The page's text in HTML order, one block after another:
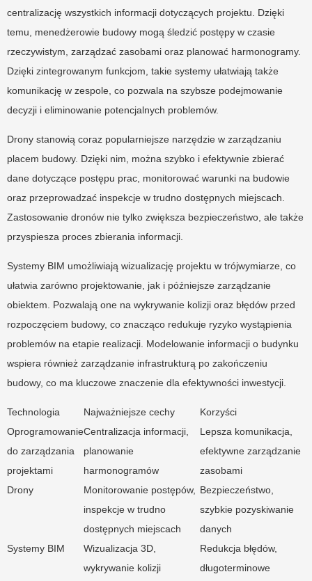
centralizację wszystkich informacji dotyczących projektu. Dzięki
temu, menedżerowie budowy mogą śledzić postępy w czasie
rzeczywistym, zarządzać zasobami oraz planować harmonogramy.
Dzięki zintegrowanym funkcjom, takie systemy ułatwiają także
komunikację w zespole, co pozwala na szybsze podejmowanie
decyzji i eliminowanie potencjalnych problemów.
Drony stanowią coraz popularniejsze narzędzie w zarządzaniu
placem budowy. Dzięki nim, można szybko i efektywnie zbierać
dane dotyczące postępu prac, monitorować warunki na budowie
oraz przeprowadzać inspekcje w trudno dostępnych miejscach.
Zastosowanie dronów nie tylko zwiększa bezpieczeństwo, ale także
przyspiesza proces zbierania informacji.
Systemy BIM umożliwiają wizualizację projektu w trójwymiarze, co
ułatwia zarówno projektowanie, jak i późniejsze zarządzanie
obiektem. Pozwalają one na wykrywanie kolizji oraz błędów przed
rozpoczęciem budowy, co znacząco redukuje ryzyko wystąpienia
problemów na etapie realizacji. Modelowanie informacji o budynku
wspiera również zarządzanie infrastrukturą po zakończeniu
budowy, co ma kluczowe znaczenie dla efektywności inwestycji.
Technologia Najważniejsze cechy
Korzyści
Oprogramowanie
do zarządzania
projektami
Centralizacja informacji,
planowanie
harmonogramów
Lepsza komunikacja,
efektywne zarządzanie
zasobami
Drony
Monitorowanie postępów,
inspekcje w trudno
dostępnych miejscach
Bezpieczeństwo,
szybkie pozyskiwanie
danych
Systemy BIM
Wizualizacja 3D,
wykrywanie kolizji
Redukcja błędów,
długoterminowe